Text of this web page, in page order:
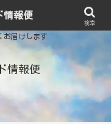
お届けします
情報便
情報便
検索